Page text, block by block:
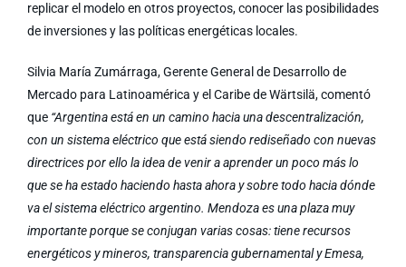
replicar el modelo en otros proyectos, conocer las posibilidades
de inversiones y las políticas energéticas locales.
Silvia María Zumárraga, Gerente General de Desarrollo de
Mercado para Latinoamérica y el Caribe de Wärtsilä, comentó
que “Argentina está en un camino hacia una descentralización,
con un sistema eléctrico que está siendo rediseñado con nuevas
directrices por ello la idea de venir a aprender un poco más lo
que se ha estado haciendo hasta ahora y sobre todo hacia dónde
va el sistema eléctrico argentino. Mendoza es una plaza muy
importante porque se conjugan varias cosas: tiene recursos
energéticos y mineros, transparencia gubernamental y Emesa,